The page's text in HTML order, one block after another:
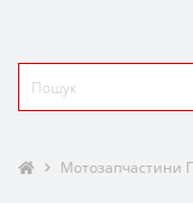
Мотозапчастини